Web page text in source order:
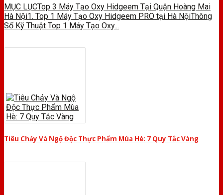
MỤC LỤCTop 3 Máy Tạo Oxy Hidgeem Tại Quận Hoàng Mai
Hà Nội1. Top 1 Máy Tạo Oxy Hidgeem PRO tại Hà NộiThông
Số Kỹ Thuật Top 1 Máy Tạo Oxy...
Tiêu Chảy Và Ngộ Độc Thực Phẩm Mùa Hè: 7 Quy Tắc Vàng